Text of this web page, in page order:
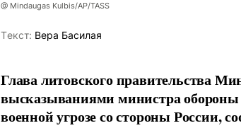
@ Mindaugas Kulbis/AP/TASS
Tекст: Вера Басилая
Глава литовского правительства
высказываниями министра обороны
военной угрозе со стороны России,